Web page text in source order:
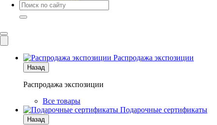
Распродажа экспозиции
Назад
Распродажа экспозиции
Все товары
Подарочные сертификаты
Назад